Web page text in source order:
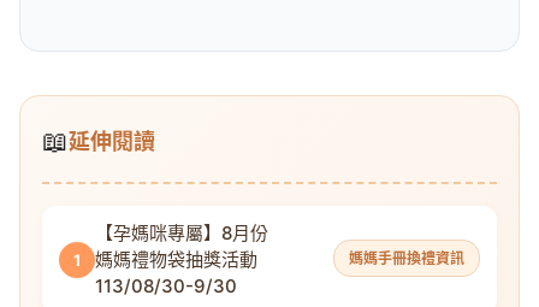
📖延伸閱讀
1
【孕媽咪專屬】8月份
媽媽禮物袋抽獎活動
113/08/30-9/30
媽媽手冊換禮資訊